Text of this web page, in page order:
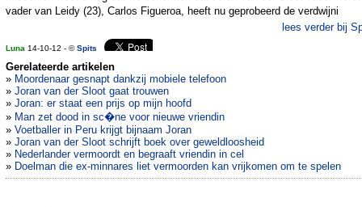
vader van Leidy (23), Carlos Figueroa, heeft nu geprobeerd de verdwijni
lees verder bij
Luna 14-10-12 - ©Spits
Gerelateerde artikelen
» Moordenaar gesnapt dankzij mobiele telefoon
» Joran van der Sloot gaat trouwen
» Joran: er staat een prijs op mijn hoofd
» Man zet dood in sc�ne voor nieuwe vriendin
» Voetballer in Peru krijgt bijnaam Joran
» Joran van der Sloot schrijft boek over geweldloosheid
» Nederlander vermoordt en begraaft vriendin in cel
» Doelman die ex-minnares liet vermoorden kan vrijkomen om te spelen